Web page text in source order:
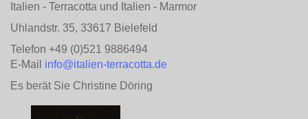
Italien - Terracotta und Italien - Marmor
Uhlandstr. 35, 33617 Bielefeld
Telefon +49 (0)521 9886494
E-Mail info@italien-terracotta.de
Es berät Sie Christine Döring